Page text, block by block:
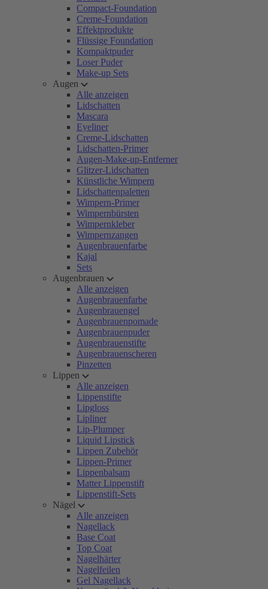
Compact-Foundation
Creme-Foundation
Effektprodukte
Flüssige Foundation
Kompaktpuder
Loser Puder
Make-up Sets
Augen
Alle anzeigen
Lidschatten
Mascara
Eyeliner
Creme-Lidschatten
Lidschatten-Primer
Augen-Make-up-Entferner
Glitzer-Lidschatten
Künstliche Wimpern
Lidschattenpaletten
Wimpern-Primer
Wimpernbürsten
Wimpernkleber
Wimpernzangen
Augenbrauenfarbe
Kajal
Sets
Augenbrauen
Alle anzeigen
Augenbrauenfarbe
Augenbrauengel
Augenbrauenpomade
Augenbrauenpuder
Augenbrauenstifte
Augenbrauenscheren
Pinzetten
Lippen
Alle anzeigen
Lippenstifte
Lipgloss
Lipliner
Lip-Plumper
Liquid Lipstick
Lippen Zubehör
Lippen-Primer
Lippenbalsam
Matter Lippenstift
Lippenstift-Sets
Nägel
Alle anzeigen
Nagellack
Base Coat
Top Coat
Nagelhärter
Nagelfeilen
Gel Nagellack